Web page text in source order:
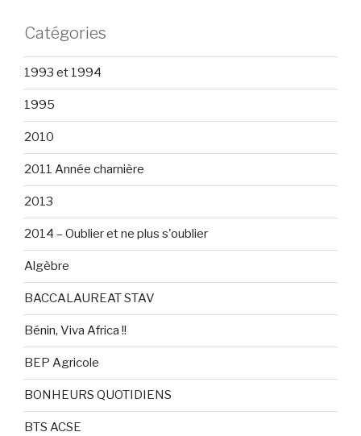
Catégories
1993 et 1994
1995
2010
2011 Année charnière
2013
2014 – Oublier et ne plus s'oublier
Algèbre
BACCALAUREAT STAV
Bénin, Viva Africa !!
BEP Agricole
BONHEURS QUOTIDIENS
BTS ACSE